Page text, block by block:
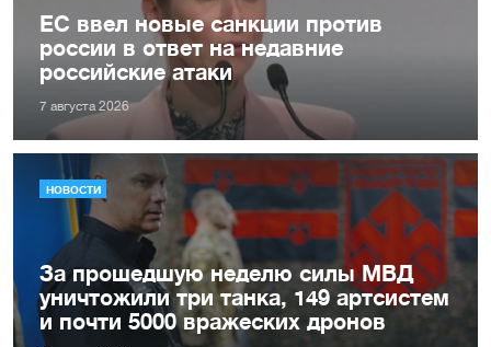
ЕС ввел новые санкции против
россии в ответ на недавние
российские атаки
7 августа 2026
НОВОСТИ
За прошедшую неделю силы МВД
уничтожили три танка, 149 артсистем
и почти 5000 вражеских дронов